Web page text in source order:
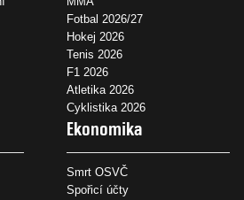
Fotbal 2026/27
Hokej 2026
Tenis 2026
F1 2026
Atletika 2026
Cyklistika 2026
Ekonomika
Smrt OSVČ
Spořicí účty